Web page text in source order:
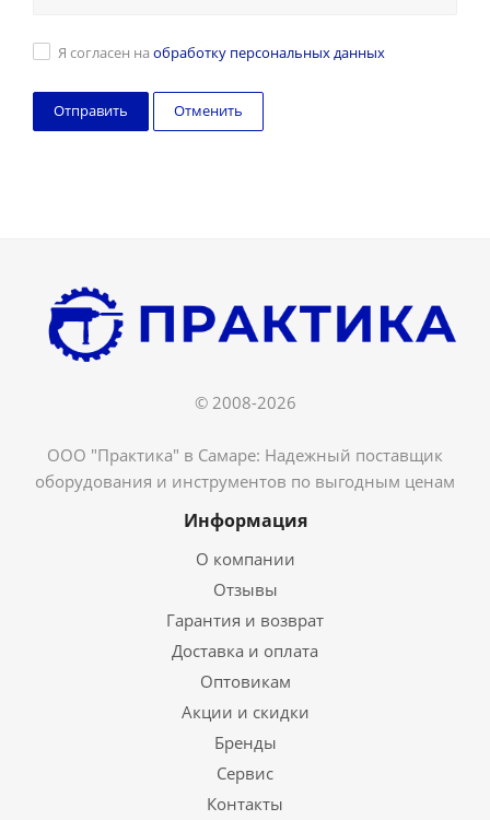
Я согласен на обработку персональных данных
Отменить
© 2008-2026
ООО "Практика" в Самаре: Надежный поставщик
оборудования и инструментов по выгодным ценам
Информация
О компании
Отзывы
Гарантия и возврат
Доставка и оплата
Оптовикам
Акции и скидки
Бренды
Сервис
Контакты